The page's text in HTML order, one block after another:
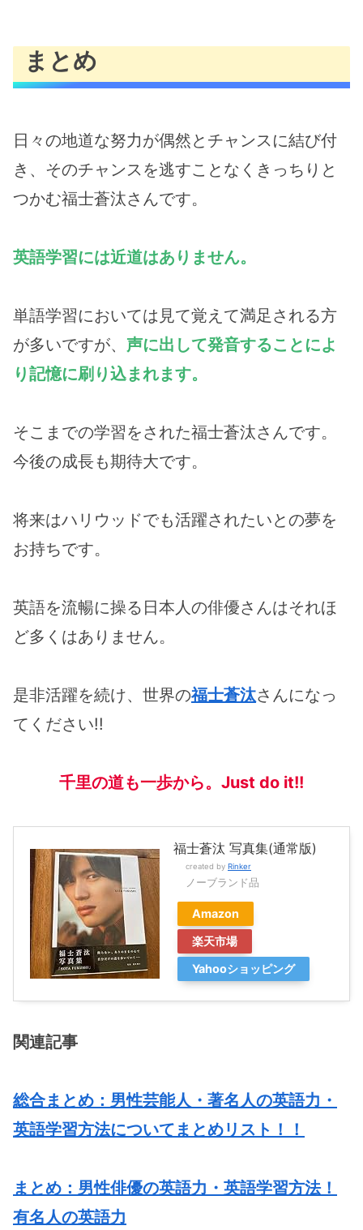
まとめ
日々の地道な努力が偶然とチャンスに結び付
き、そのチャンスを逃すことなくきっちりと
つかむ福士蒼汰さんです。
英語学習には近道はありません。
単語学習においては見て覚えて満足される方
が多いですが、 声に出して発音することによ
り記憶に刷り込まれます。
そこまでの学習をされた福士蒼汰さんです。
今後の成長も期待大です。
将来はハリウッドでも活躍されたいとの夢を
お持ちです。
英語を流暢に操る日本人の俳優さんはそれほ
ど多くはありません。
是非活躍を続け、世界の福士蒼汰さんになっ
てください!!
千里の道も一歩から。Just do it!!
福士蒼汰 写真集(通常版)
created by Rinker
ノーブランド品
Amazon
楽天市場
Yahooショッピング
関連記事
総合まとめ：男性芸能人・著名人の英語力・
英語学習方法についてまとめリスト！！
まとめ：男性俳優の英語力・英語学習方法！
有名人の英語力